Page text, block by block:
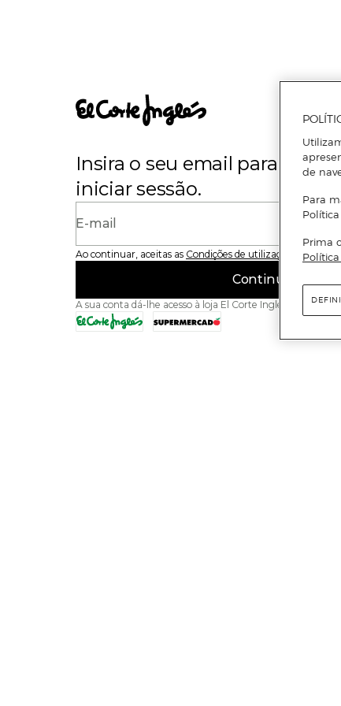
Insira o seu email para se
iniciar sessão.
E-mail
Ao continuar, aceitas as Condições de utilização do site
Continuar
A sua conta dá-lhe acesso à loja El Corte Inglés e ao
de
Para
Prima